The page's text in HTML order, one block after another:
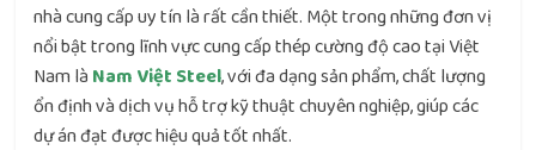
nhà cung cấp uy tín là rất cần thiết. Một trong những đơn vị
nổi bật trong lĩnh vực cung cấp thép cường độ cao tại Việt
Nam là Nam Việt Steel, với đa dạng sản phẩm, chất lượng
ổn định và dịch vụ hỗ trợ kỹ thuật chuyên nghiệp, giúp các
dự án đạt được hiệu quả tốt nhất.